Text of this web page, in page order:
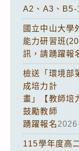
A2、A3、B5-
國立中山大學
能力研習班
訊，請踴躍報
檢送「環境部
成培力計
畫」【教師培
鼓勵教師
踴躍報名
115學年度高